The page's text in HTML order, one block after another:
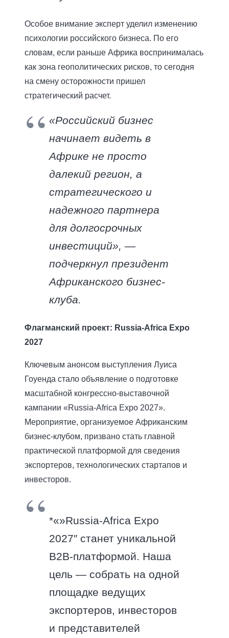
Особое внимание эксперт уделил изменению
психологии российского бизнеса. По его
словам, если раньше Африка воспринималась
как зона геополитических рисков, то сегодня
на смену осторожности пришел
стратегический расчет.
«Российский бизнес
начинает видеть в
Африке не просто
далекий регион, а
стратегического и
надежного партнера
для долгосрочных
инвестиций», —
подчеркнул президент
Африканского бизнес-
клуба.
Флагманский проект: Russia-Africa Expo
2027
Ключевым анонсом выступления Луиса
Гоуенда стало объявление о подготовке
масштабной конгрессно-выставочной
кампании «Russia-Africa Expo 2027».
Мероприятие, организуемое Африканским
бизнес-клубом, призвано стать главной
практической платформой для сведения
экспортеров, технологических стартапов и
инвесторов.
*«»Russia-Africa Expo
2027″ станет уникальной
B2B-платформой. Наша
цель — собрать на одной
площадке ведущих
экспортеров, инвесторов
и представителей